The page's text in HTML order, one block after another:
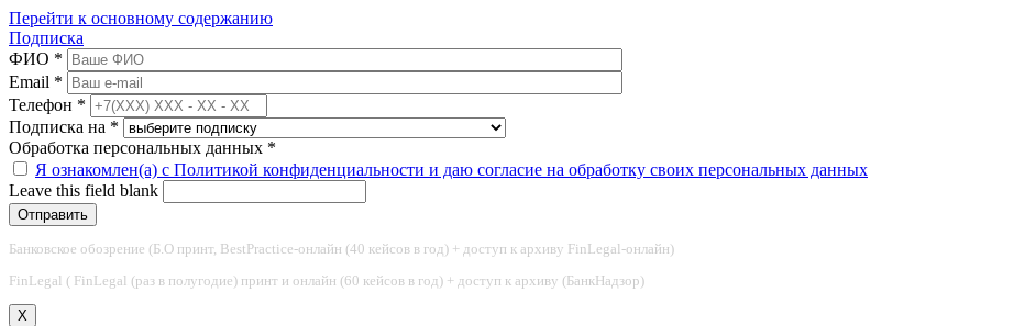
Перейти к основному содержанию
Подписка
ФИО *
Email *
Телефон *
Подписка на *
Обработка персональных данных *
Я ознакомлен(а) с Политикой конфиденциальности и даю согласие на обработку своих персональных данных
Leave this field blank
Банковское обозрение (Б.О принт, BestPractice-онлайн (40 кейсов в год) + доступ к архиву FinLegal-онлайн)
FinLegal ( FinLegal (раз в полугодие) принт и онлайн (60 кейсов в год) + доступ к архиву (БанкНадзор)
X